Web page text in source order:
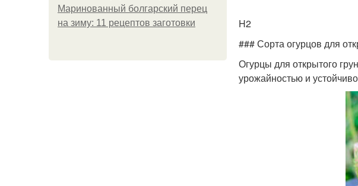
Маринованный болгарский перец
на зиму: 11 рецептов заготовки
H2
### Сорта огурцов для
Огурцы для открытого
урожайностью и